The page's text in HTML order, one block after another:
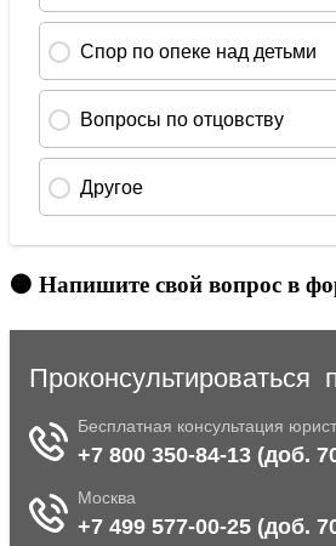
🟠 Напишите свой вопрос в